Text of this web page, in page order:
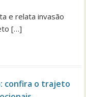
e relata invasão
[…]
confira o trajeto